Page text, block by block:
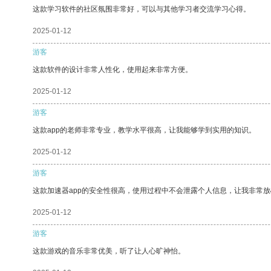
这款学习软件的社区氛围非常好，可以与其他学习者交流学习心得。
2025-01-12
游客
这款软件的设计非常人性化，使用起来非常方便。
2025-01-12
游客
这款app的老师非常专业，教学水平很高，让我能够学到实用的知识。
2025-01-12
游客
这款加速器app的安全性很高，使用过程中不会泄露个人信息，让我非常
2025-01-12
游客
这款游戏的音乐非常优美，听了让人心旷神怡。